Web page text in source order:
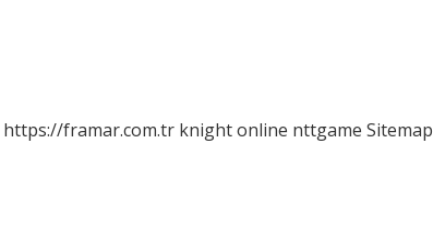
https://framar.com.tr knight online nttgame Sitemap